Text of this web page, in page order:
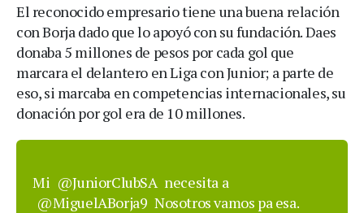
El reconocido empresario tiene una buena relación
con Borja dado que lo apoyó con su fundación. Daes
donaba 5 millones de pesos por cada gol que
marcara el delantero en Liga con Junior; a parte de
eso, si marcaba en competencias internacionales, su
donación por gol era de 10 millones.
Mi @JuniorClubSA necesita a
@MiguelABorja9 Nosotros vamos pa esa.